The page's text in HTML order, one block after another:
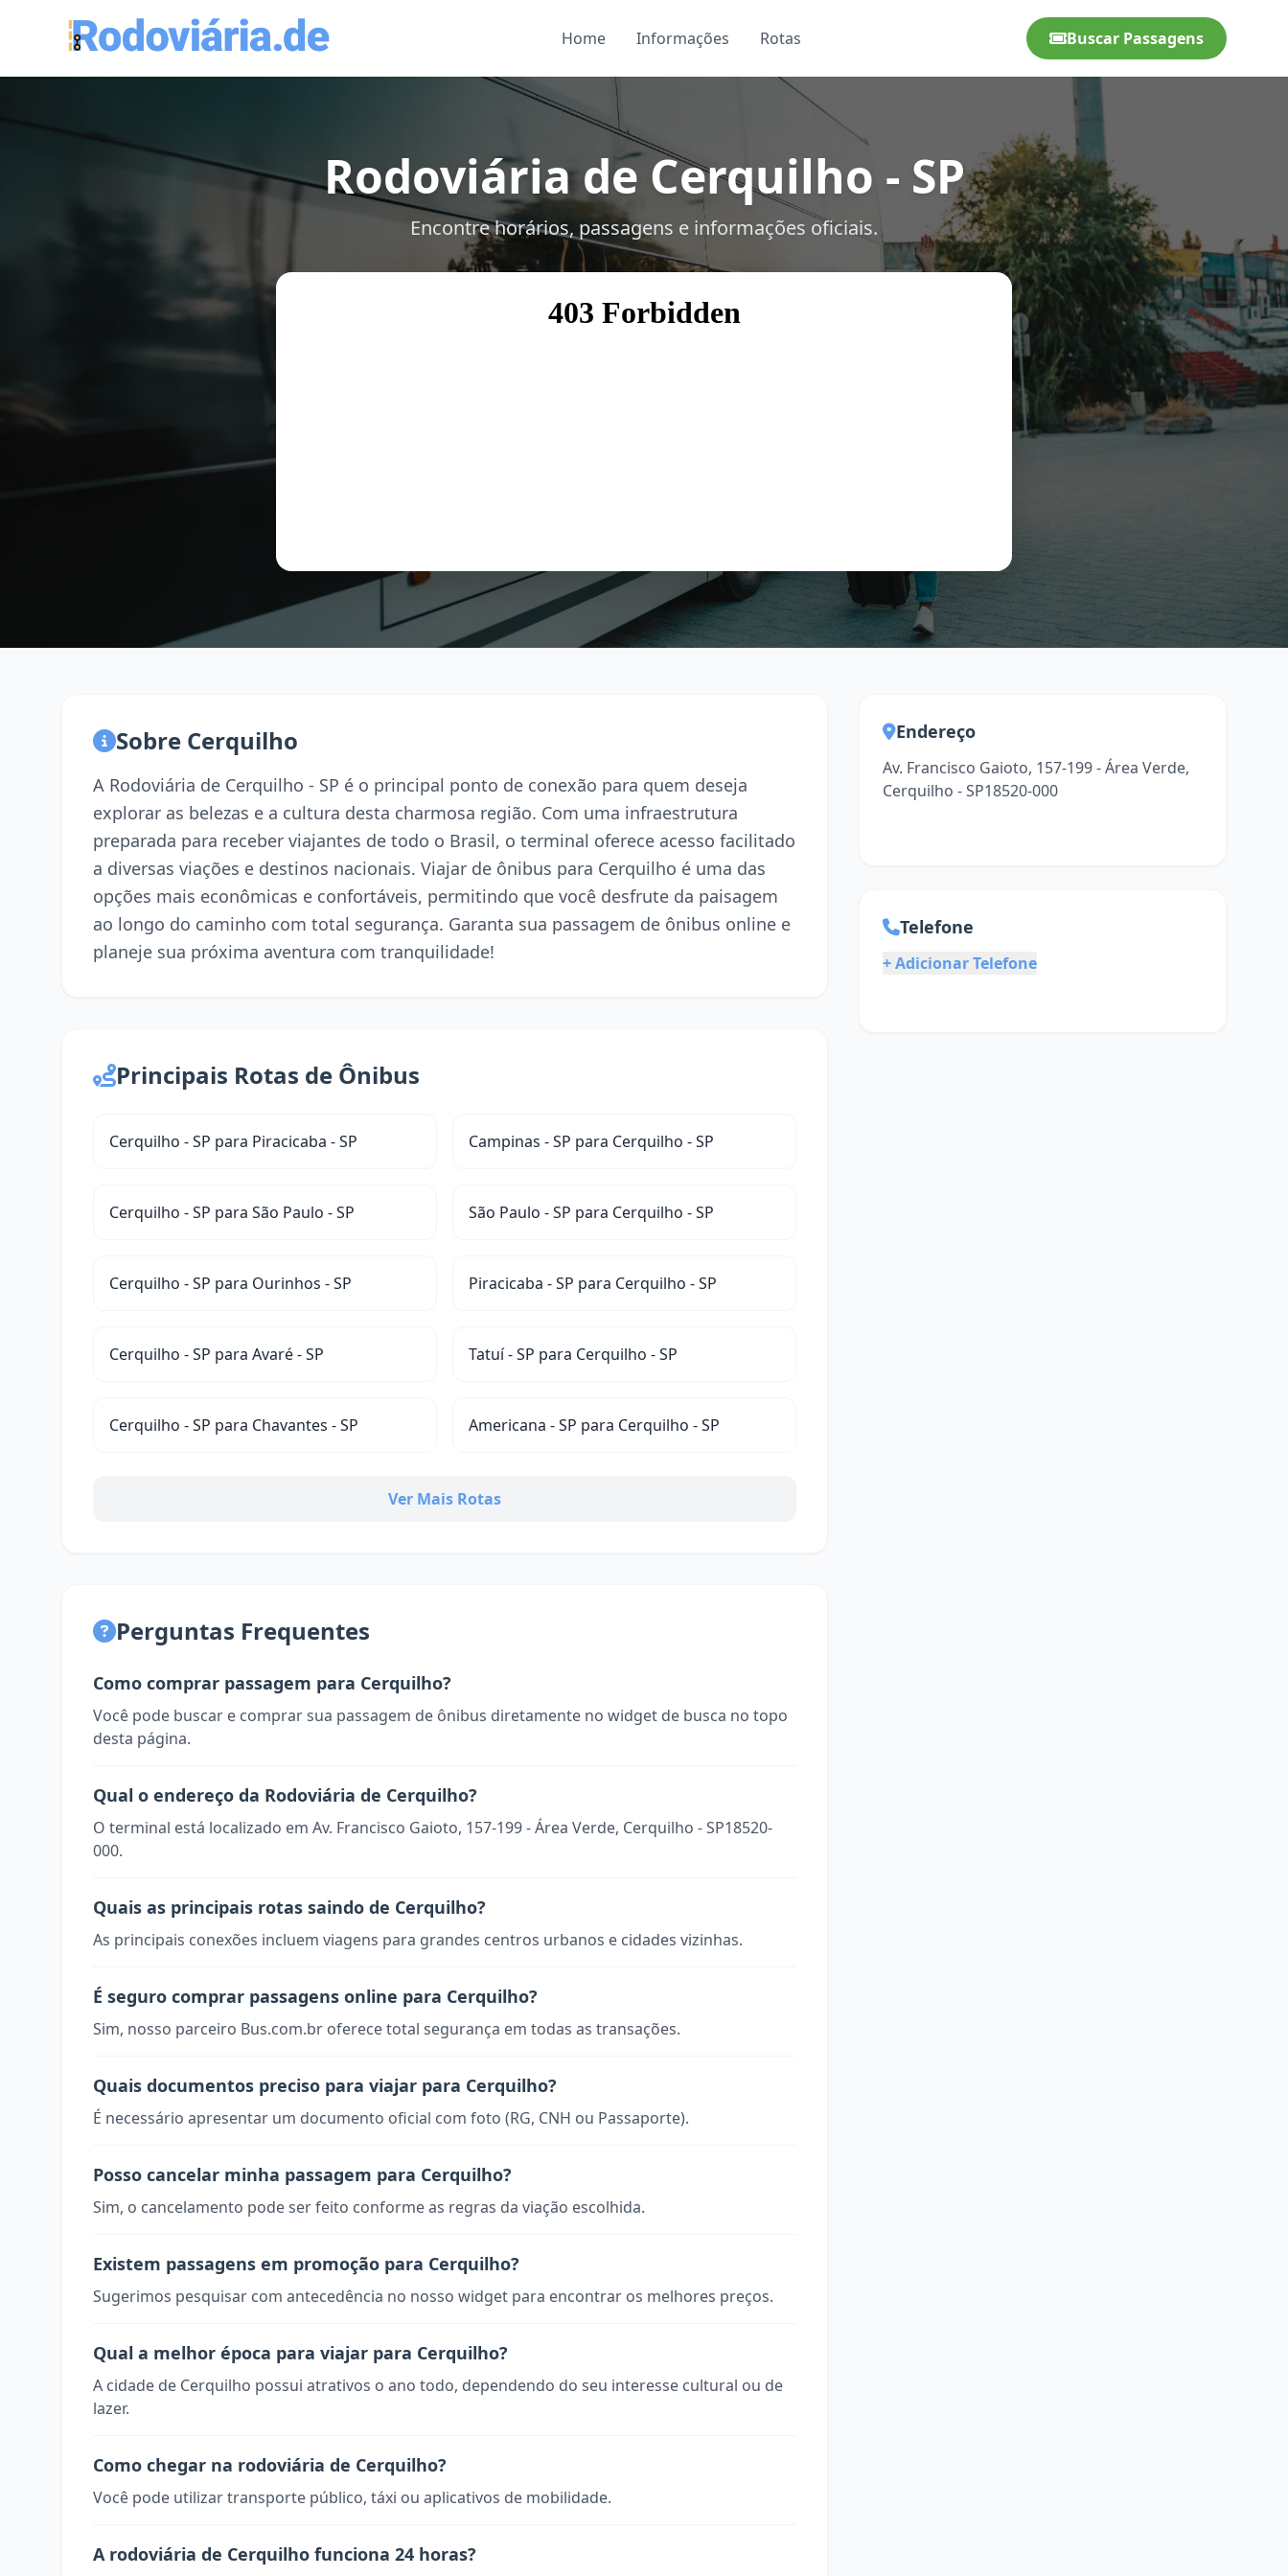
Home Informações Rotas Buscar Passagens
Rodoviária de Cerquilho - SP
Encontre horários, passagens e informações oficiais.
Sobre Cerquilho
A Rodoviária de Cerquilho - SP é o principal ponto de conexão para quem deseja
explorar as belezas e a cultura desta charmosa região. Com uma infraestrutura
preparada para receber viajantes de todo o Brasil, o terminal oferece acesso facilitado
a diversas viações e destinos nacionais. Viajar de ônibus para Cerquilho é uma das
opções mais econômicas e confortáveis, permitindo que você desfrute da paisagem
ao longo do caminho com total segurança. Garanta sua passagem de ônibus online e
planeje sua próxima aventura com tranquilidade!
Principais Rotas de Ônibus
Cerquilho - SP para Piracicaba - SP Campinas - SP para Cerquilho - SP
Cerquilho - SP para São Paulo - SP São Paulo - SP para Cerquilho - SP
Cerquilho - SP para Ourinhos - SP Piracicaba - SP para Cerquilho - SP
Cerquilho - SP para Avaré - SP Tatuí - SP para Cerquilho - SP
Cerquilho - SP para Chavantes - SP Americana - SP para Cerquilho - SP
Ver Mais Rotas
Perguntas Frequentes
Como comprar passagem para Cerquilho?
Você pode buscar e comprar sua passagem de ônibus diretamente no widget de busca no topo
desta página.
Qual o endereço da Rodoviária de Cerquilho?
O terminal está localizado em Av. Francisco Gaioto, 157-199 - Área Verde, Cerquilho - SP18520-
000.
Quais as principais rotas saindo de Cerquilho?
As principais conexões incluem viagens para grandes centros urbanos e cidades vizinhas.
É seguro comprar passagens online para Cerquilho?
Sim, nosso parceiro Bus.com.br oferece total segurança em todas as transações.
Quais documentos preciso para viajar para Cerquilho?
É necessário apresentar um documento oficial com foto (RG, CNH ou Passaporte).
Posso cancelar minha passagem para Cerquilho?
Sim, o cancelamento pode ser feito conforme as regras da viação escolhida.
Existem passagens em promoção para Cerquilho?
Sugerimos pesquisar com antecedência no nosso widget para encontrar os melhores preços.
Qual a melhor época para viajar para Cerquilho?
A cidade de Cerquilho possui atrativos o ano todo, dependendo do seu interesse cultural ou de
lazer.
Como chegar na rodoviária de Cerquilho?
Você pode utilizar transporte público, táxi ou aplicativos de mobilidade.
A rodoviária de Cerquilho funciona 24 horas?
Endereço
Av. Francisco Gaioto, 157-199 - Área Verde,
Cerquilho - SP18520-000
Telefone
+ Adicionar Telefone